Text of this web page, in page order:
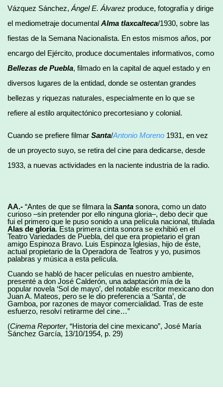
Vázquez Sánchez, Ángel E. Álvarez produce, fotografía y dirige
el mediometraje documental Alma tlaxcalteca/1930, sobre las
fiestas de la Semana Nacionalista. En estos mismos años, por
encargo del Ejército, produce documentales informativos, como
Bellezas de Puebla, filmado en la capital de aquel estado y en
diversos lugares de la entidad, donde se ostentan grandes
bellezas y riquezas naturales, especialmente en lo que se
refiere al estilo arquitectónico precortesiano y colonial.
Cuando se prefiere filmar Santa/Antonio Moreno 1931, en vez
de un proyecto suyo, se retira del cine para dedicarse, desde
1933, a nuevas actividades en la naciente industria de la radio.
AA.- “Antes de que se filmara la Santa sonora, como un dato
curioso –sin pretender por ello ninguna gloria–, debo decir que
fui el primero que le puso sonido a una película nacional, titulada
Alas de gloria. Esta primera cinta sonora se exhibió en el
Teatro Variedades de Puebla, del que era propietario el gran
amigo Espinoza Bravo. Luis Espinoza Iglesias, hijo de éste,
actual propietario de la Operadora de Teatros y yo, pusimos
palabras y música a esta película.
Cuando se habló de hacer películas en nuestro ambiente,
presenté a don José Calderón, una adaptación mía de la
popular novela ‘Sol de mayo’, del notable escritor mexicano don
Juan A. Mateos, pero se le dio preferencia a ‘Santa’, de
Gamboa, por razones de mayor comercialidad. Tras de este
esfuerzo, resolví retirarme del cine…”
(Cinema Reporter, “Historia del cine mexicano”, José María
Sánchez García, 13/10/1954, p. 29)